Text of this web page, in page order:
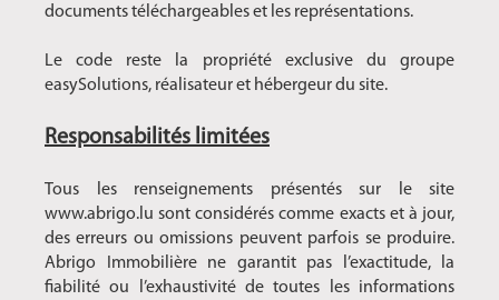
documents téléchargeables et les représentations.
Le code reste la propriété exclusive du groupe
easySolutions, réalisateur et hébergeur du site.
Responsabilités limitées
Tous les renseignements présentés sur le site
www.abrigo.lu sont considérés comme exacts et à jour,
des erreurs ou omissions peuvent parfois se produire.
Abrigo Immobilière ne garantit pas l’exactitude, la
fiabilité ou l’exhaustivité de toutes les informations